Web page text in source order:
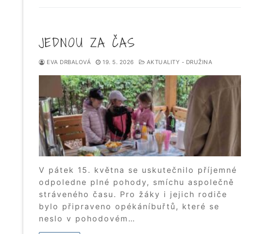
JEDNOU ZA ČAS
EVA DRBALOVÁ 19. 5. 2026 AKTUALITY - DRUŽINA
V pátek 15. května se uskutečnilo příjemné
odpoledne plné pohody, smíchu aspolečně
stráveného času. Pro žáky i jejich rodiče
bylo připraveno opékáníbuřtů, které se
neslo v pohodovém…